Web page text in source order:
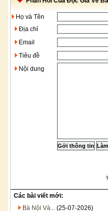
Họ và Tên
Địa chỉ
Email
Tiêu đề
Nội dung
Các bài viết mới:
Bà Nội Và... (25-07-2026)